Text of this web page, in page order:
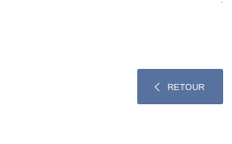
RETOUR